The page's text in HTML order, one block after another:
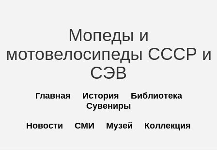
Мопеды и
мотовелосипеды СССР и
СЭВ
Главная История
Библиотека
Сувениры
Новости
СМИ Музей Коллекция